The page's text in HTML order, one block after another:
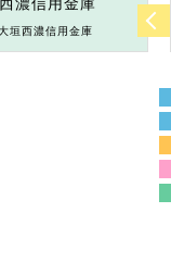
垣西濃信用金庫